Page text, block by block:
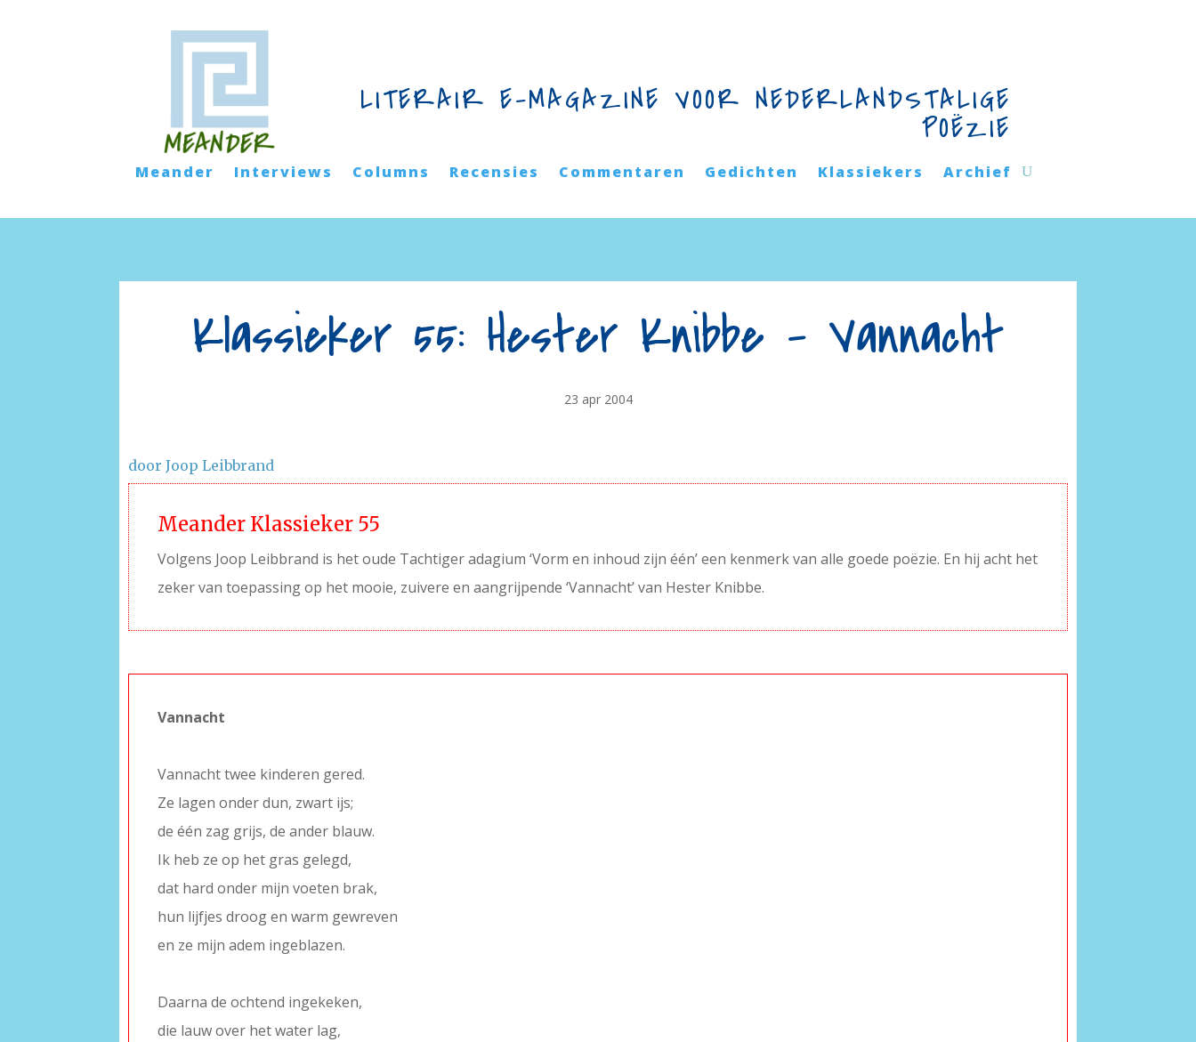
LITERAIR E-MAGAZINE VOOR NEDERLANDSTALIGE
POËZIE
Meander Interviews Columns Recensies Commentaren Gedichten Klassiekers Archief
Klassieker 55: Hester Knibbe – Vannacht
23 apr 2004
door Joop Leibbrand
Meander Klassieker 55
Volgens Joop Leibbrand is het oude Tachtiger adagium ‘Vorm en inhoud zijn één’ een kenmerk van alle goede poëzie. En hij acht het
zeker van toepassing op het mooie, zuivere en aangrijpende ‘Vannacht’ van Hester Knibbe.
Vannacht
Vannacht twee kinderen gered.
Ze lagen onder dun, zwart ijs;
de één zag grijs, de ander blauw.
Ik heb ze op het gras gelegd,
dat hard onder mijn voeten brak,
hun lijfjes droog en warm gewreven
en ze mijn adem ingeblazen.
Daarna de ochtend ingekeken,
die lauw over het water lag,